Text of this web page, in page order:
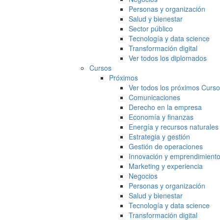
Personas y organización
Salud y bienestar
Sector público
Tecnología y data science
Transformación digital
Ver todos los diplomados
Cursos
Próximos
Ver todos los próximos
Comunicaciones
Derecho en la empresa
Economía y finanzas
Energía y recursos naturales
Estrategia y gestión
Gestión de operaciones
Innovación y emprendimiento
Marketing y experiencia
Negocios
Personas y organización
Salud y bienestar
Tecnología y data science
Transformación digital